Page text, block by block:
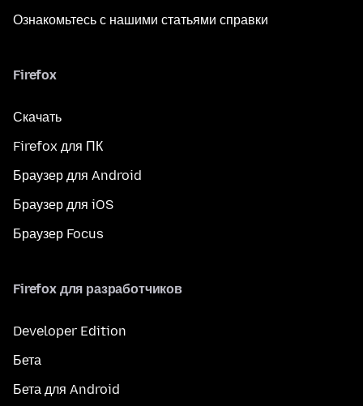
Ознакомьтесь с нашими статьями справки
Firefox
Скачать
Firefox для ПК
Браузер для Android
Браузер для iOS
Браузер Focus
Firefox для разработчиков
Developer Edition
Бета
Бета для Android